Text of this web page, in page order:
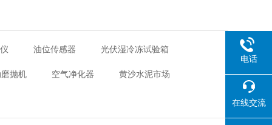
油位传感器 光伏湿冷冻试验箱
抛机 空气净化器 黄沙水泥市场
电话
在线交流